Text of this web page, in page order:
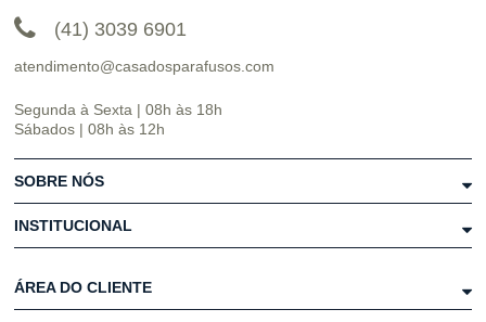
(41) 3039 6901
atendimento@casadosparafusos.com
Segunda à Sexta | 08h às 18h
Sábados | 08h às 12h
SOBRE NÓS
INSTITUCIONAL
ÁREA DO CLIENTE